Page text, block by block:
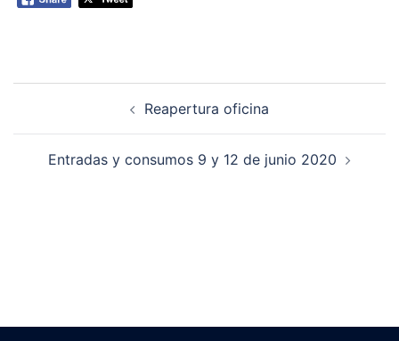
entradas
Reapertura oficina
Entradas y consumos 9 y 12 de junio 2020